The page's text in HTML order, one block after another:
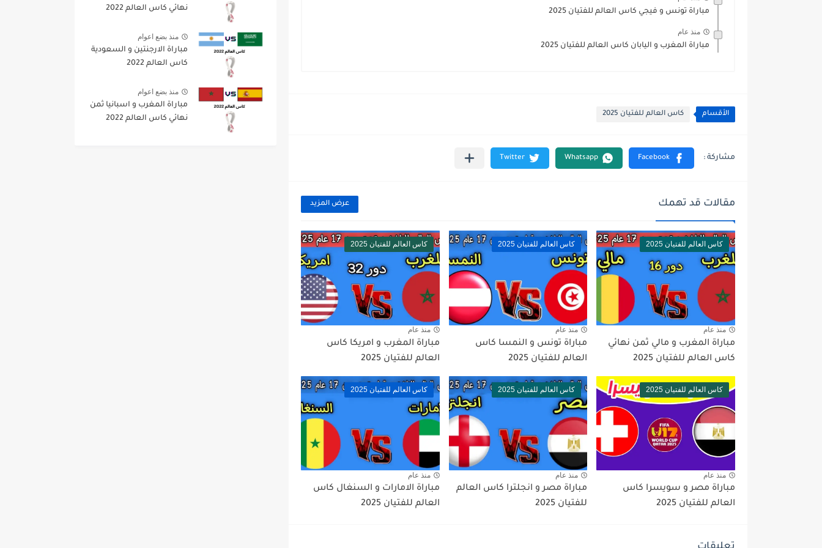
مباراة تونس و فيجي كاس العالم للفتيان 2025
منذ عام
مباراة المغرب و اليابان كاس العالم للفتيان 2025
الأقسام كاس العالم للفتيان 2025
مقالات قد تهمك عرض المزيد
كاس العالم للفتيان 2025
منذ عام
مباراة المغرب و مالي ثمن نهائي
كاس العالم للفتيان 2025
كاس العالم للفتيان 2025
منذ عام
مباراة تونس و النمسا كاس
العالم للفتيان 2025
كاس العالم للفتيان 2025
منذ عام
مباراة المغرب و امريكا كاس
العالم للفتيان 2025
كاس العالم للفتيان 2025
منذ عام
مباراة مصر و سويسرا كاس
العالم للفتيان 2025
كاس العالم للفتيان 2025
منذ عام
مباراة مصر و انجلترا كاس العالم
للفتيان 2025
كاس العالم للفتيان 2025
منذ عام
مباراة الامارات و السنغال كاس
العالم للفتيان 2025
نهائي كاس العالم 2022
منذ بضع اعوام
مباراة الارجنتين و السعودية
كاس العالم 2022
منذ بضع اعوام
مباراة المغرب و اسبانيا ثمن
نهائي كاس العالم 2022